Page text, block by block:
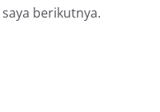
berikutnya.